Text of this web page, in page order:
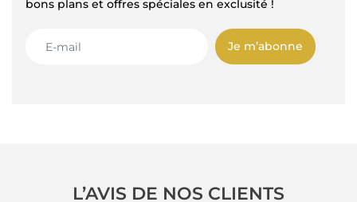
bons plans et offres spéciales en exclusité !
Je m’abonne
L’AVIS DE NOS CLIENTS